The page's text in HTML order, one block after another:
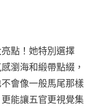
點！她特別選擇
瀏海和緞帶點綴，
會像一般馬尾那樣
能讓五官更視覺集